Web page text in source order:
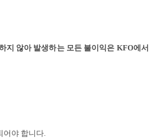
지 않아 발생하는 모든 불이익은 KFO에
어야 합니다.